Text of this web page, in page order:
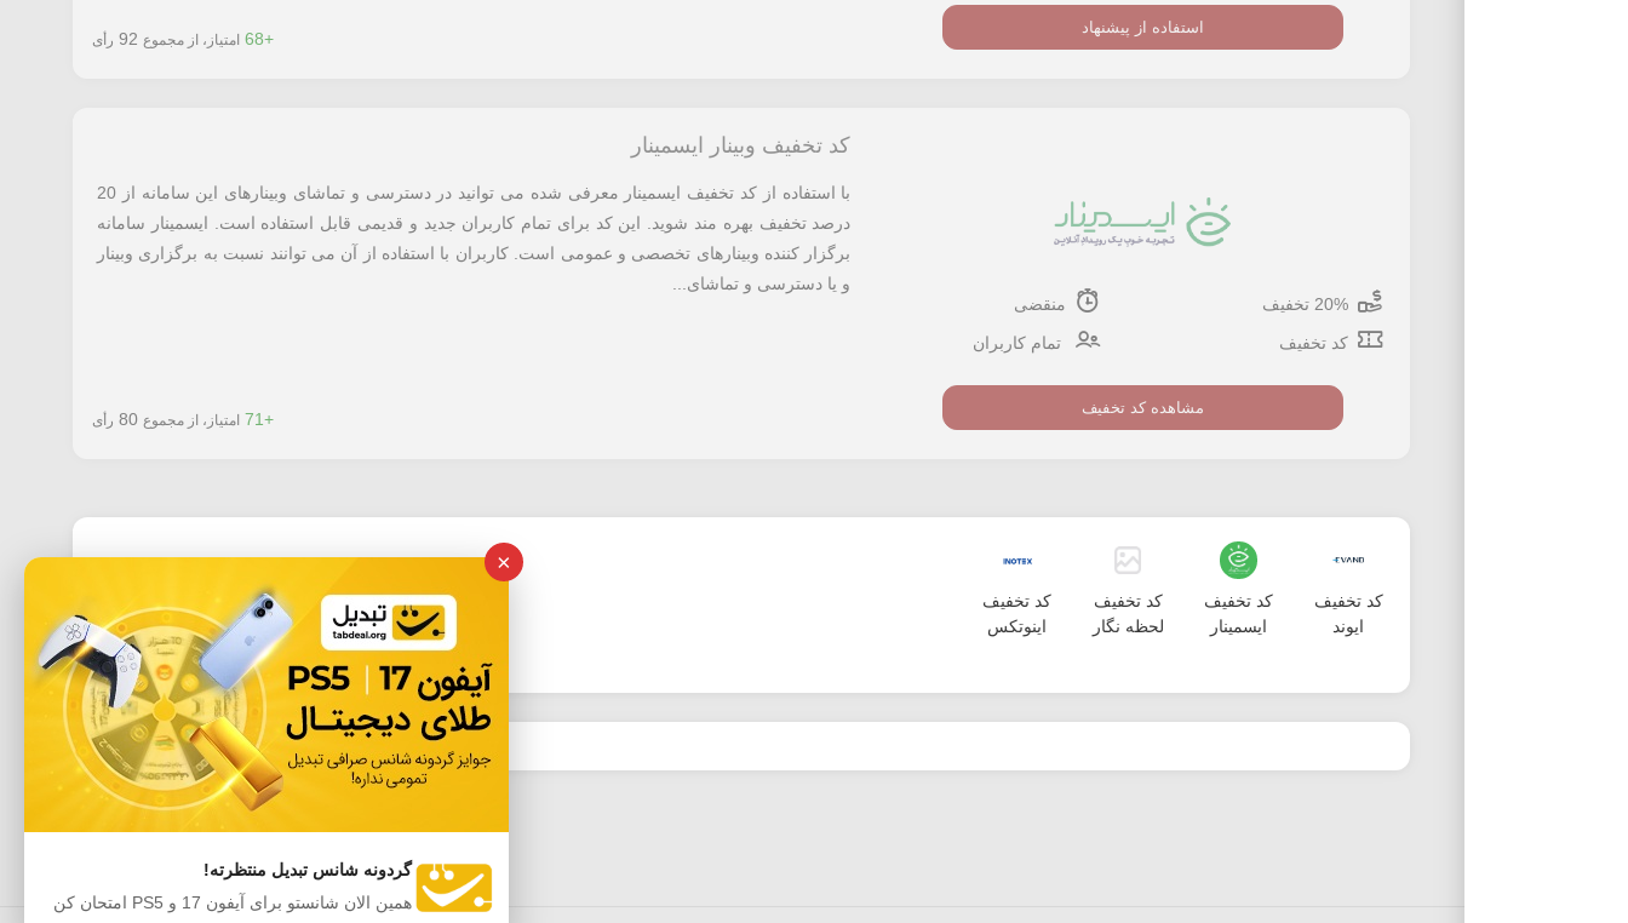
استفاده از پیشنهاد
+68 امتیاز، از مجموع 92 رأی
منقضی
کد تخفیف
تمام کاربران
مشاهده کد تخفیف
کد تخفیف وبینار ایسمینار
با استفاده از کد تخفیف ایسمینار معرفی شده می توانید در دسترسی و تماشای وبینارهای این سامانه از 20
درصد تخفیف بهره مند شوید. این کد برای تمام کاربران جدید و قدیمی قابل استفاده است. ایسمینار سامانه
برگزار کننده وبینارهای تخصصی و عمومی است. کاربران با استفاده از آن می توانند نسبت به برگزاری وبینار
و یا دسترسی و تماشای...
+71 امتیاز، از مجموع 80 رأی
کد تخفیف
ایوند
کد تخفیف
ایسمینار
کد تخفیف
لحظه نگار
کد تخفیف
اینوتکس
×
گردونه شانس تبدیل منتظرته!
همین الان شانستو برای آیفون 17 و PS5 امتحان کن